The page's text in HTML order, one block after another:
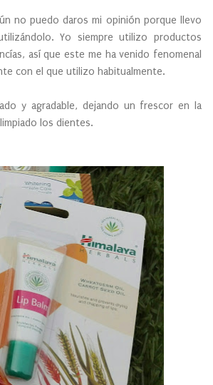
no puedo daros mi opinión porque llevo
Yo siempre utilizo productos
así que este me ha venido fenomenal
con el que utilizo habitualmente.
y agradable, dejando un frescor en la
los dientes.